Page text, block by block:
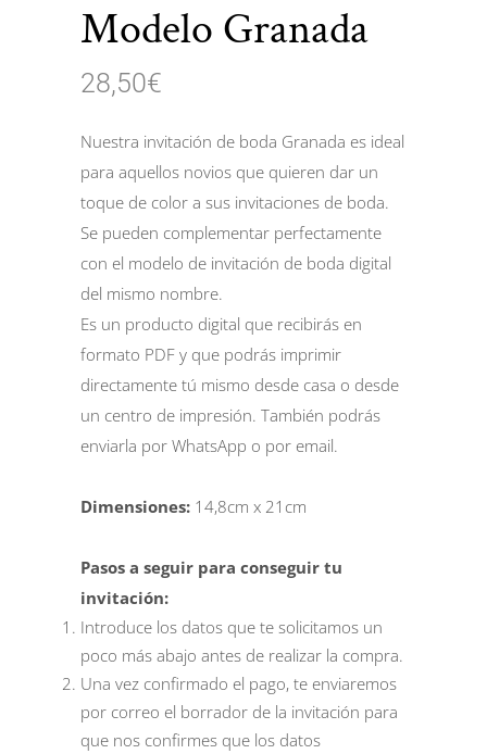
Modelo Granada
28,50€
Nuestra invitación de boda Granada es ideal
para aquellos novios que quieren dar un
toque de color a sus invitaciones de boda.
Se pueden complementar perfectamente
con el modelo de invitación de boda digital
del mismo nombre.
Es un producto digital que recibirás en
formato PDF y que podrás imprimir
directamente tú mismo desde casa o desde
un centro de impresión. También podrás
enviarla por WhatsApp o por email.
Dimensiones: 14,8cm x 21cm
Pasos a seguir para conseguir tu
invitación:
Introduce los datos que te solicitamos un
poco más abajo antes de realizar la compra.
Una vez confirmado el pago, te enviaremos
por correo el borrador de la invitación para
que nos confirmes que los datos